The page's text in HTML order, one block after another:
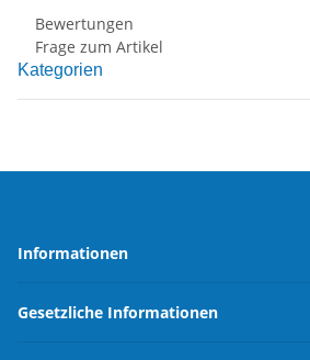
Bewertungen
Frage zum Artikel
Kategorien
Informationen
Gesetzliche Informationen